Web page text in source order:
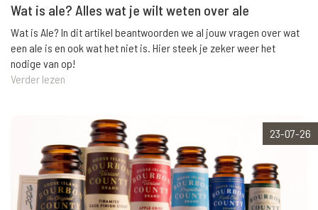
Wat is ale? Alles wat je wilt weten over ale
Wat is Ale? In dit artikel beantwoorden we al jouw vragen over wat
een ale is en ook wat het niet is. Hier steek je zeker weer het
nodige van op!
Verder lezen
23-07-26